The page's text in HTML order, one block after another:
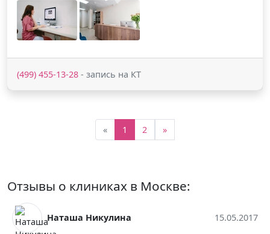
(499) 455-13-28 - запись на КТ
« 1 2 »
Отзывы о клиниках в Москве:
Наташа Никулина 15.05.2017